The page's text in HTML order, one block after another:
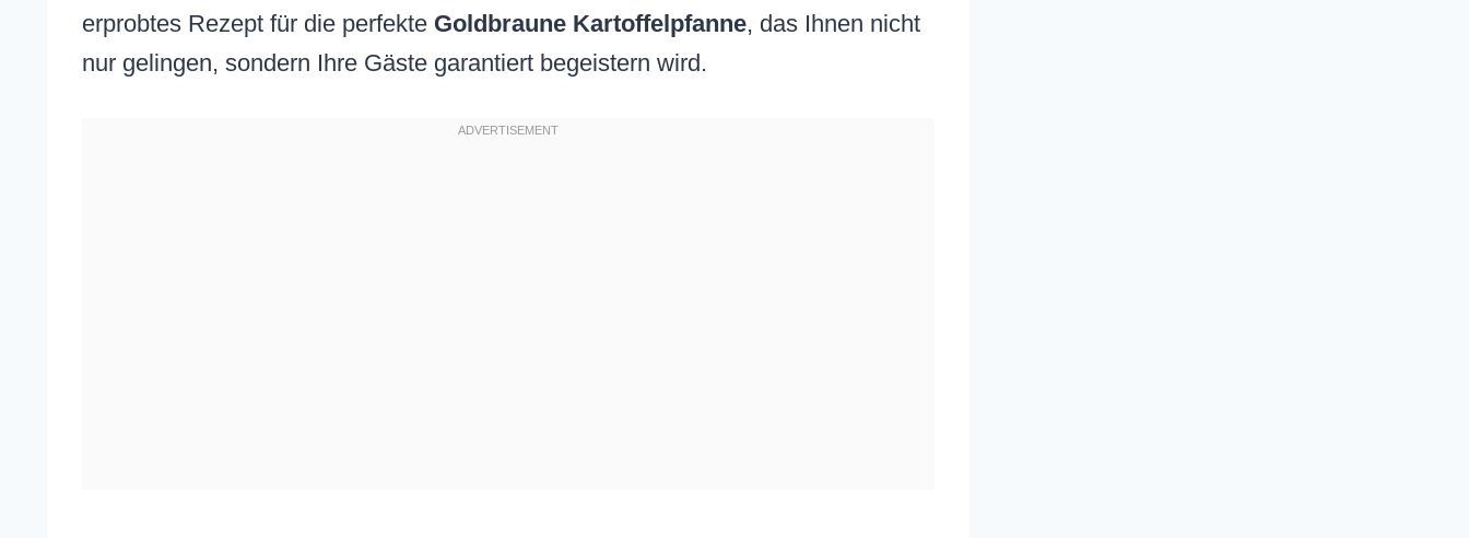
erprobtes Rezept für die perfekte Goldbraune Kartoffelpfanne, das Ihnen nicht
nur gelingen, sondern Ihre Gäste garantiert begeistern wird.